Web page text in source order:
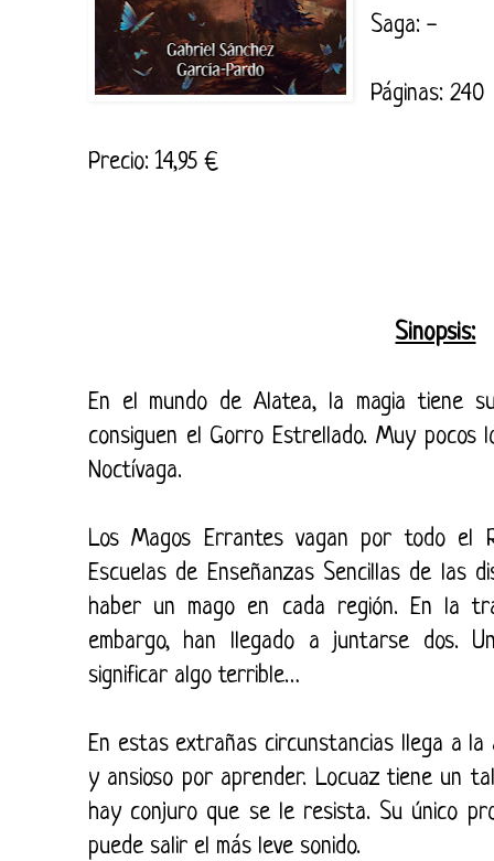
Saga: -
Páginas: 240
Precio: 14,95 €
Sinopsis:
En el mundo de Alatea, la magia tiene
consiguen el Gorro Estrellado. Muy pocos
Noctívaga.
Los Magos Errantes vagan por todo el
Escuelas de Enseñanzas Sencillas de las
haber un mago en cada región. En la
embargo, han llegado a juntarse dos.
significar algo terrible…
En estas extrañas circunstancias llega a la
y ansioso por aprender. Locuaz tiene un
hay conjuro que se le resista. Su único
puede salir el más leve sonido.